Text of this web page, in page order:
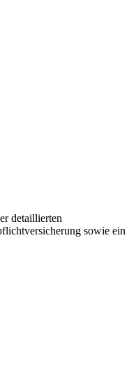
detaillierten
sowie ein